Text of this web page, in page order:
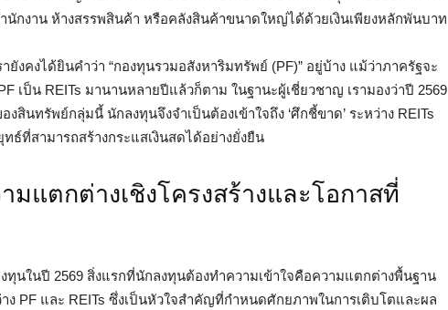
นักงาน ห้างสรรพสินค้า หรือคลังสินค้าขนาดใหญ่ได้ด้วยเงินเพียงหลักพันบาท
ยังคงได้ยินคำว่า “กองทุนรวมอสังหาริมทรัพย์ (PF)” อยู่บ้าง แม้ว่าภาครัฐจะ
เป็น REITs มานานหลายปีแล้วก็ตาม ในฐานะผู้เชี่ยวชาญ เรามองว่าปี 2569
สินทรัพย์กลุ่มนี้ นักลงทุนจึงจำเป็นต้องเข้าใจถึง ‘ศึกชี้ขาด’ ระหว่าง REITs
ธ์ที่สามารถสร้างกระแสเงินสดได้อย่างยั่งยืน
ามแตกต่างเชิงโครงสร้างและโอกาสที่
ทุนในปี 2569 สิ่งแรกที่นักลงทุนต้องทำความเข้าใจคือความแตกต่างพื้นฐาน
ง PF และ REITs ซึ่งเป็นหัวใจสำคัญที่กำหนดศักยภาพในการเติบโตและผล